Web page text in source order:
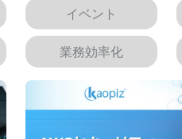
イベント
業務効率化